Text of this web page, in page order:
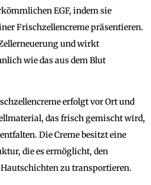
EGF, indem sie
Frischzellencreme präsentieren.
und wirkt
wie das aus dem Blut
erfolgt vor Ort und
das frisch gemischt wird,
Die Creme besitzt eine
die es ermöglicht, den
zu transportieren.